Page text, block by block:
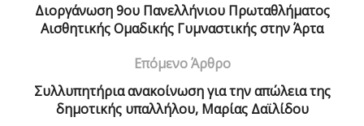
Διοργάνωση 9ου Πανελλήνιου Πρωταθλήματος
Αισθητικής Ομαδικής Γυμναστικής στην Άρτα
Επόμενο Άρθρο
Συλλυπητήρια ανακοίνωση για την απώλεια της
δημοτικής υπαλλήλου, Μαρίας Δαϊλίδου